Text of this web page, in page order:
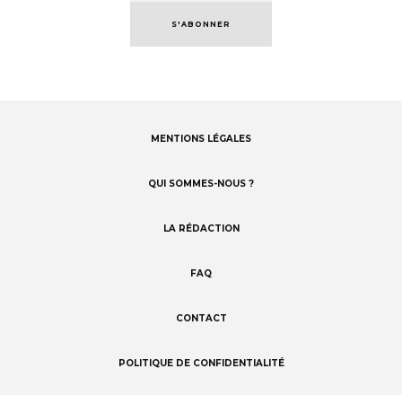
S'ABONNER
MENTIONS LÉGALES
QUI SOMMES-NOUS ?
LA RÉDACTION
FAQ
CONTACT
POLITIQUE DE CONFIDENTIALITÉ